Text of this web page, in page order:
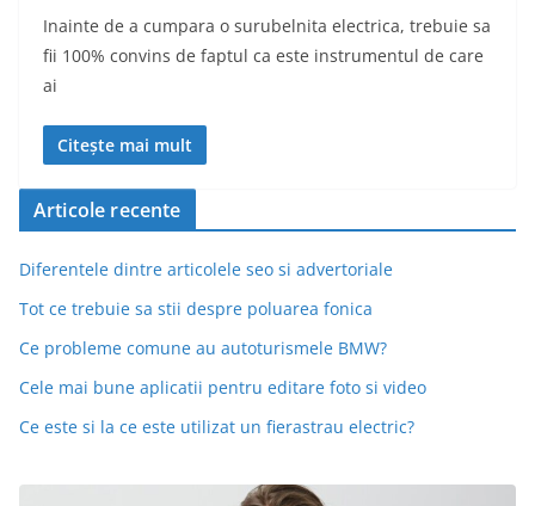
Inainte de a cumpara o surubelnita electrica, trebuie sa
fii 100% convins de faptul ca este instrumentul de care
ai
Citește mai mult
Articole recente
Diferentele dintre articolele seo si advertoriale
Tot ce trebuie sa stii despre poluarea fonica
Ce probleme comune au autoturismele BMW?
Cele mai bune aplicatii pentru editare foto si video
Ce este si la ce este utilizat un fierastrau electric?